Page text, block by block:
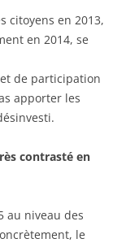
citoyens en 2013,
en 2014, se
de participation
apporter les
contrasté en
au niveau des
le